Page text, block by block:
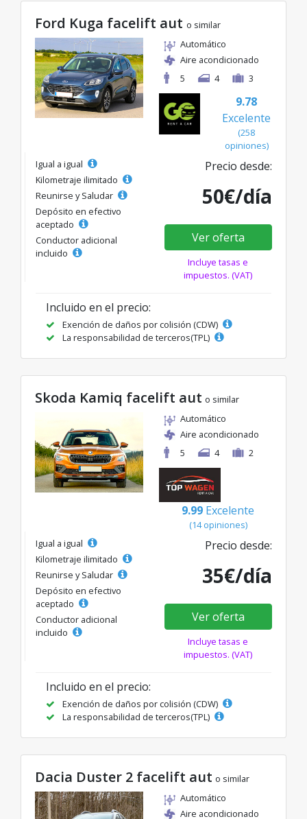
Ford Kuga facelift aut o similar
Automático
Aire acondicionado
5
4 3
9.78
Excelente
(258
opiniones)
Igual a igual
Kilometraje ilimitado
Reunirse y Saludar
Depósito en efectivo
aceptado
Conductor adicional
incluido
Precio desde:
50€/día
Ver oferta
Incluye tasas e
impuestos. (VAT)
Incluido en el precio:
Exención de daños por colisión (CDW)
La responsabilidad de terceros(TPL)
Skoda Kamiq facelift aut o similar
Automático
Aire acondicionado
5
4 2
9.99 Excelente
(14 opiniones)
Igual a igual
Kilometraje ilimitado
Reunirse y Saludar
Depósito en efectivo
aceptado
Conductor adicional
incluido
Precio desde:
35€/día
Ver oferta
Incluye tasas e
impuestos. (VAT)
Incluido en el precio:
Exención de daños por colisión (CDW)
La responsabilidad de terceros(TPL)
Dacia Duster 2 facelift aut o similar
Automático
Aire acondicionado